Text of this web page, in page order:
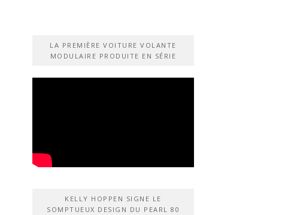
LA PREMIÈRE VOITURE VOLANTE
MODULAIRE PRODUITE EN SÉRIE
KELLY HOPPEN SIGNE LE
SOMPTUEUX DESIGN DU PEARL 80